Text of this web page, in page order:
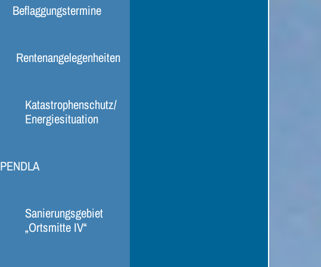
Beflaggungstermine
Rentenangelegenheiten
Katastrophenschutz/
Energiesituation
PENDLA
Sanierungsgebiet
„Ortsmitte IV“